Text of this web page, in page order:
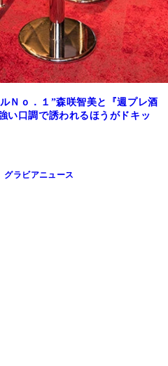
Ｎｏ．１”森咲智美と『週プレ酒
い口調で誘われるほうがドキッ
グラビアニュース